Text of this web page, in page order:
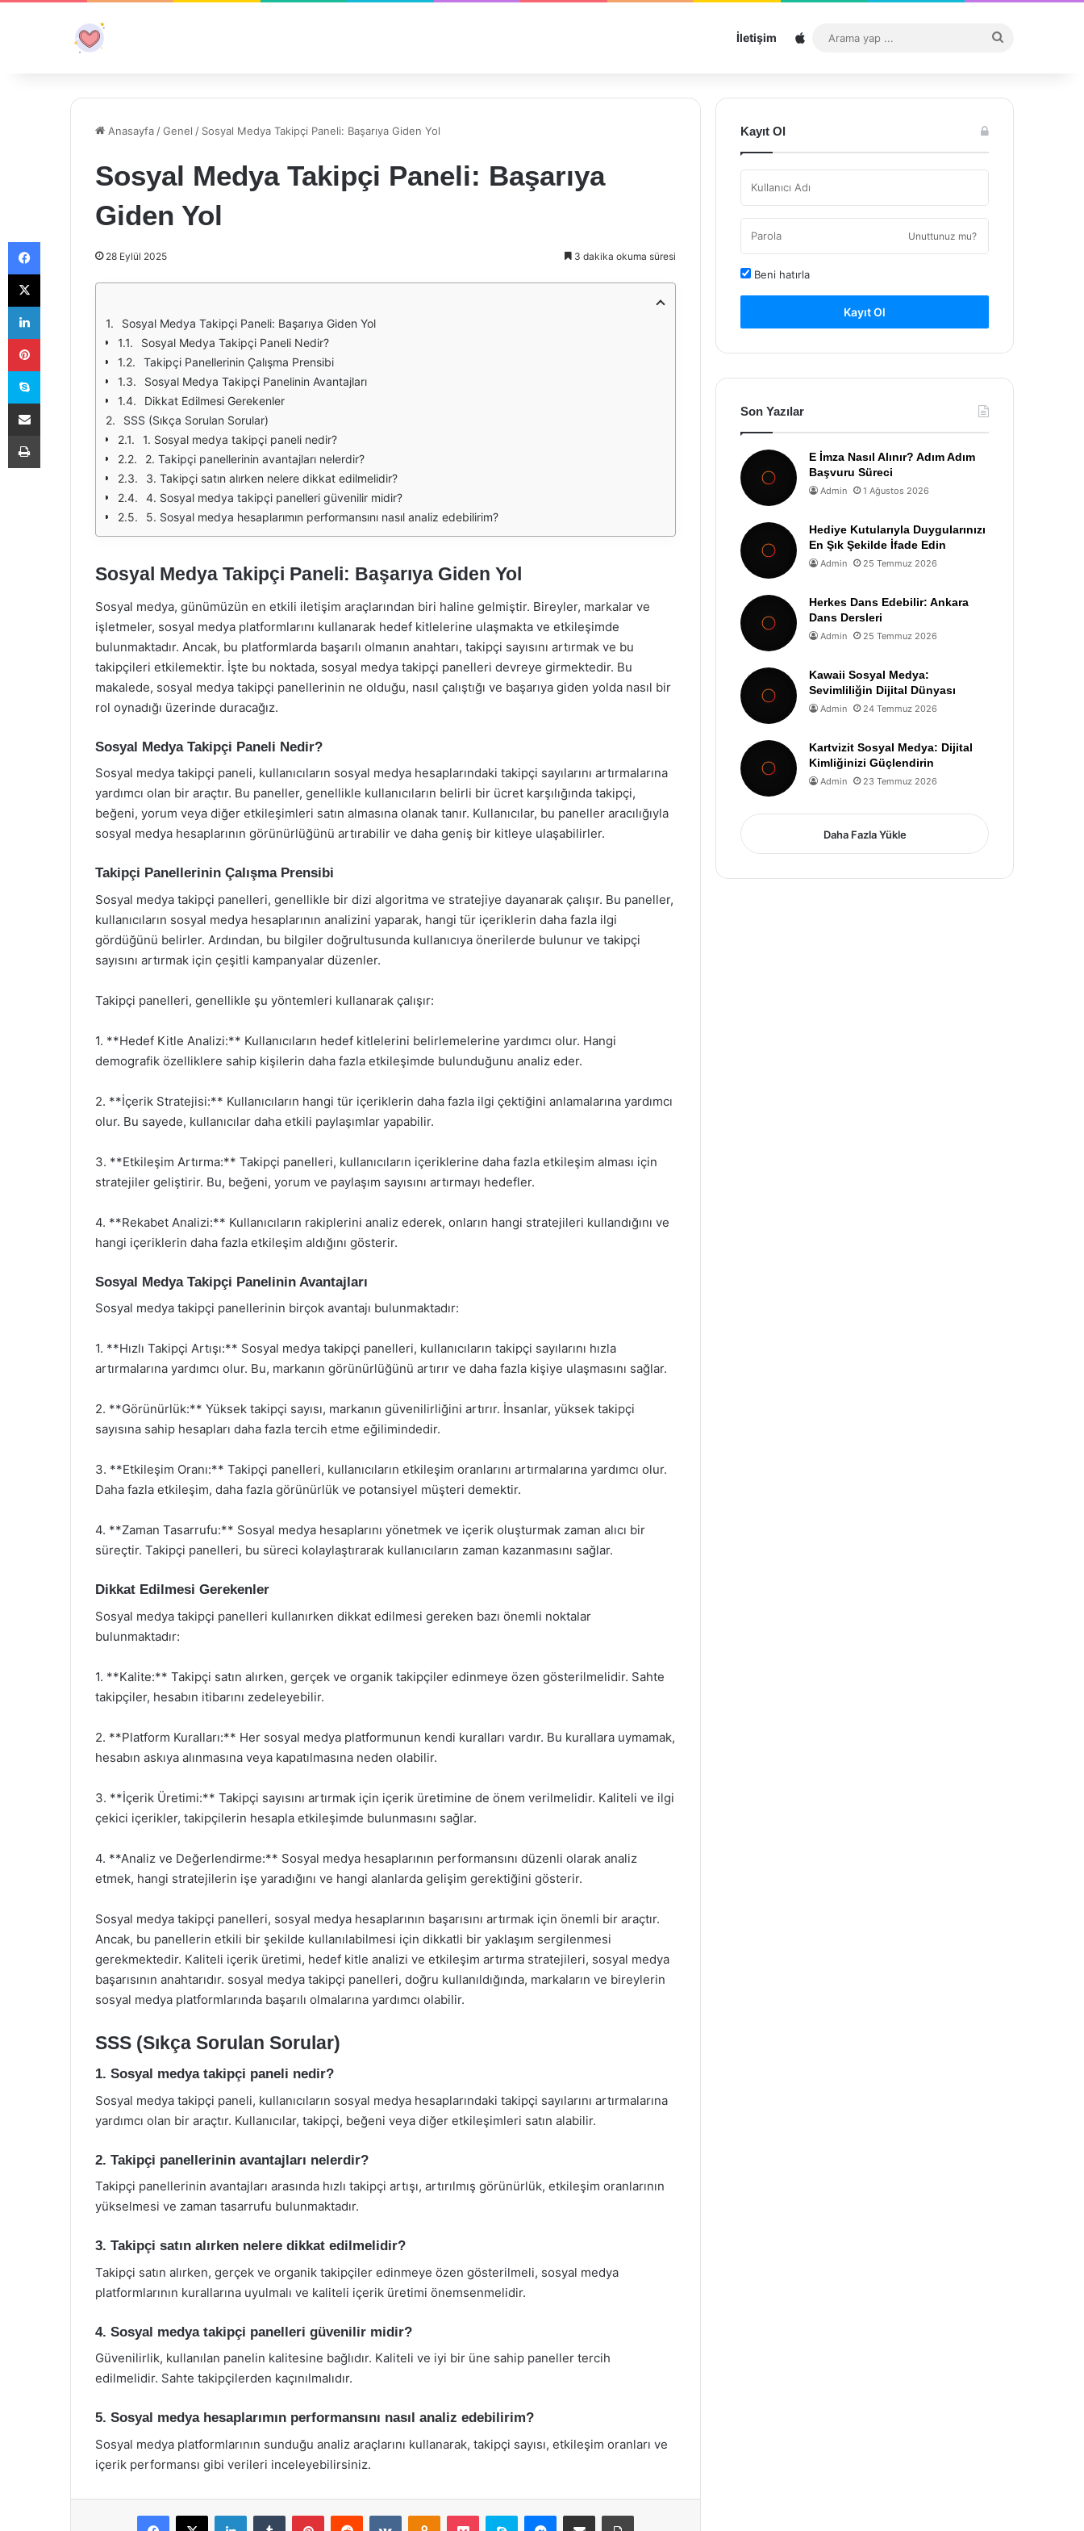
İletişim Sitemap
...
Anasayfa /Genel / Sosyal Medya Takipçi Paneli: Başarıya Giden Yol
Sosyal Medya Takipçi Paneli: Başarıya
Giden Yol
28 Eylül 2025 3 dakika okuma süresi
Sosyal Medya Takipçi Paneli: Başarıya Giden Yol
Sosyal Medya Takipçi Paneli Nedir?
Takipçi Panellerinin Çalışma Prensibi
Sosyal Medya Takipçi Panelinin Avantajları
Dikkat Edilmesi Gerekenler
SSS (Sıkça Sorulan Sorular)
1. Sosyal medya takipçi paneli nedir?
2. Takipçi panellerinin avantajları nelerdir?
3. Takipçi satın alırken nelere dikkat edilmelidir?
4. Sosyal medya takipçi panelleri güvenilir midir?
5. Sosyal medya hesaplarımın performansını nasıl analiz edebilirim?
Sosyal Medya Takipçi Paneli: Başarıya Giden Yol
Sosyal medya, günümüzün en etkili iletişim araçlarından biri haline gelmiştir. Bireyler, markalar ve
işletmeler, sosyal medya platformlarını kullanarak hedef kitlelerine ulaşmakta ve etkileşimde
bulunmaktadır. Ancak, bu platformlarda başarılı olmanın anahtarı, takipçi sayısını artırmak ve bu
takipçileri etkilemektir. İşte bu noktada, sosyal medya takipçi panelleri devreye girmektedir. Bu
makalede, sosyal medya takipçi panellerinin ne olduğu, nasıl çalıştığı ve başarıya giden yolda nasıl bir
rol oynadığı üzerinde duracağız.
Sosyal Medya Takipçi Paneli Nedir?
Sosyal medya takipçi paneli, kullanıcıların sosyal medya hesaplarındaki takipçi sayılarını artırmalarına
yardımcı olan bir araçtır. Bu paneller, genellikle kullanıcıların belirli bir ücret karşılığında takipçi,
beğeni, yorum veya diğer etkileşimleri satın almasına olanak tanır. Kullanıcılar, bu paneller aracılığıyla
sosyal medya hesaplarının görünürlüğünü artırabilir ve daha geniş bir kitleye ulaşabilirler.
Takipçi Panellerinin Çalışma Prensibi
Sosyal medya takipçi panelleri, genellikle bir dizi algoritma ve stratejiye dayanarak çalışır. Bu paneller,
kullanıcıların sosyal medya hesaplarının analizini yaparak, hangi tür içeriklerin daha fazla ilgi
gördüğünü belirler. Ardından, bu bilgiler doğrultusunda kullanıcıya önerilerde bulunur ve takipçi
sayısını artırmak için çeşitli kampanyalar düzenler.
Takipçi panelleri, genellikle şu yöntemleri kullanarak çalışır:
1. **Hedef Kitle Analizi:** Kullanıcıların hedef kitlelerini belirlemelerine yardımcı olur. Hangi
demografik özelliklere sahip kişilerin daha fazla etkileşimde bulunduğunu analiz eder.
2. **İçerik Stratejisi:** Kullanıcıların hangi tür içeriklerin daha fazla ilgi çektiğini anlamalarına yardımcı
olur. Bu sayede, kullanıcılar daha etkili paylaşımlar yapabilir.
3. **Etkileşim Artırma:** Takipçi panelleri, kullanıcıların içeriklerine daha fazla etkileşim alması için
stratejiler geliştirir. Bu, beğeni, yorum ve paylaşım sayısını artırmayı hedefler.
4. **Rekabet Analizi:** Kullanıcıların rakiplerini analiz ederek, onların hangi stratejileri kullandığını ve
hangi içeriklerin daha fazla etkileşim aldığını gösterir.
Sosyal Medya Takipçi Panelinin Avantajları
Sosyal medya takipçi panellerinin birçok avantajı bulunmaktadır:
1. **Hızlı Takipçi Artışı:** Sosyal medya takipçi panelleri, kullanıcıların takipçi sayılarını hızla
artırmalarına yardımcı olur. Bu, markanın görünürlüğünü artırır ve daha fazla kişiye ulaşmasını sağlar.
2. **Görünürlük:** Yüksek takipçi sayısı, markanın güvenilirliğini artırır. İnsanlar, yüksek takipçi
sayısına sahip hesapları daha fazla tercih etme eğilimindedir.
3. **Etkileşim Oranı:** Takipçi panelleri, kullanıcıların etkileşim oranlarını artırmalarına yardımcı olur.
Daha fazla etkileşim, daha fazla görünürlük ve potansiyel müşteri demektir.
4. **Zaman Tasarrufu:** Sosyal medya hesaplarını yönetmek ve içerik oluşturmak zaman alıcı bir
süreçtir. Takipçi panelleri, bu süreci kolaylaştırarak kullanıcıların zaman kazanmasını sağlar.
Dikkat Edilmesi Gerekenler
Sosyal medya takipçi panelleri kullanırken dikkat edilmesi gereken bazı önemli noktalar
bulunmaktadır:
1. **Kalite:** Takipçi satın alırken, gerçek ve organik takipçiler edinmeye özen gösterilmelidir. Sahte
takipçiler, hesabın itibarını zedeleyebilir.
2. **Platform Kuralları:** Her sosyal medya platformunun kendi kuralları vardır. Bu kurallara uymamak,
hesabın askıya alınmasına veya kapatılmasına neden olabilir.
3. **İçerik Üretimi:** Takipçi sayısını artırmak için içerik üretimine de önem verilmelidir. Kaliteli ve ilgi
çekici içerikler, takipçilerin hesapla etkileşimde bulunmasını sağlar.
4. **Analiz ve Değerlendirme:** Sosyal medya hesaplarının performansını düzenli olarak analiz
etmek, hangi stratejilerin işe yaradığını ve hangi alanlarda gelişim gerektiğini gösterir.
Sosyal medya takipçi panelleri, sosyal medya hesaplarının başarısını artırmak için önemli bir araçtır.
Ancak, bu panellerin etkili bir şekilde kullanılabilmesi için dikkatli bir yaklaşım sergilenmesi
gerekmektedir. Kaliteli içerik üretimi, hedef kitle analizi ve etkileşim artırma stratejileri, sosyal medya
başarısının anahtarıdır. sosyal medya takipçi panelleri, doğru kullanıldığında, markaların ve bireylerin
sosyal medya platformlarında başarılı olmalarına yardımcı olabilir.
SSS (Sıkça Sorulan Sorular)
1. Sosyal medya takipçi paneli nedir?
Sosyal medya takipçi paneli, kullanıcıların sosyal medya hesaplarındaki takipçi sayılarını artırmalarına
yardımcı olan bir araçtır. Kullanıcılar, takipçi, beğeni veya diğer etkileşimleri satın alabilir.
2. Takipçi panellerinin avantajları nelerdir?
Takipçi panellerinin avantajları arasında hızlı takipçi artışı, artırılmış görünürlük, etkileşim oranlarının
yükselmesi ve zaman tasarrufu bulunmaktadır.
3. Takipçi satın alırken nelere dikkat edilmelidir?
Takipçi satın alırken, gerçek ve organik takipçiler edinmeye özen gösterilmeli, sosyal medya
platformlarının kurallarına uyulmalı ve kaliteli içerik üretimi önemsenmelidir.
4. Sosyal medya takipçi panelleri güvenilir midir?
Güvenilirlik, kullanılan panelin kalitesine bağlıdır. Kaliteli ve iyi bir üne sahip paneller tercih
edilmelidir. Sahte takipçilerden kaçınılmalıdır.
5. Sosyal medya hesaplarımın performansını nasıl analiz edebilirim?
Sosyal medya platformlarının sunduğu analiz araçlarını kullanarak, takipçi sayısı, etkileşim oranları ve
içerik performansı gibi verileri inceleyebilirsiniz.
Facebook
X LinkedInTumblr PinterestReddit VKontakteOdnoklassniki
Pocket Skype Messenger
E-Posta ile paylaş Yazdır
Kayıt Ol
Unuttunuz mu?
Beni hatırla
Kayıt Ol
Son Yazılar
E İmza Nasıl Alınır? Adım Adım
Başvuru Süreci
Admin 1 Ağustos 2026
Hediye Kutularıyla Duygularınızı
En Şık Şekilde İfade Edin
Admin 25 Temmuz 2026
Herkes Dans Edebilir: Ankara
Dans Dersleri
Admin 25 Temmuz 2026
Kawaii Sosyal Medya:
Sevimliliğin Dijital Dünyası
Admin 24 Temmuz 2026
Kartvizit Sosyal Medya: Dijital
Kimliğinizi Güçlendirin
Admin 23 Temmuz 2026
Daha Fazla Yükle
Facebook
X
LinkedIn
Pinterest
Skype
E-Posta ile paylaş